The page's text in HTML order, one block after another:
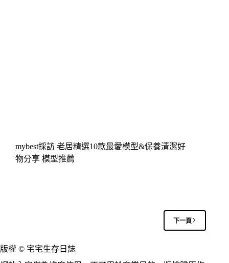
mybest採訪 老居精選10款最愛模型&保養清潔好
物分享 模型推薦
下一頁
版權 © 宅宅生存日誌